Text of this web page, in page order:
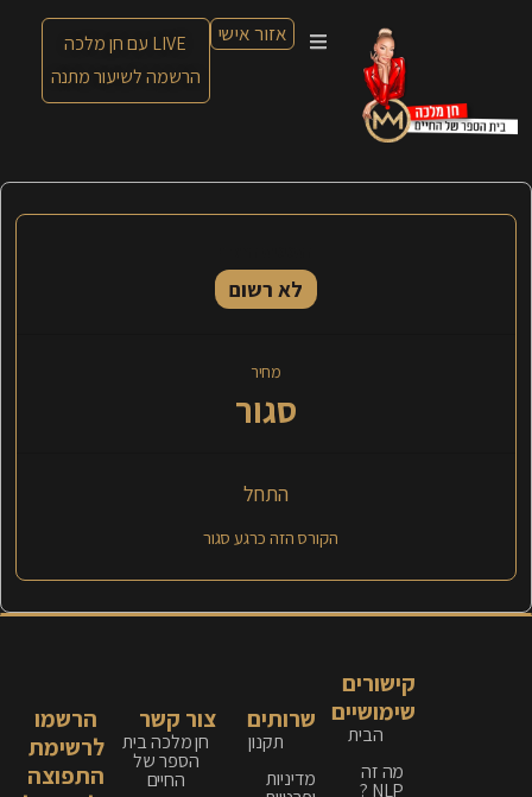
אזור אישי
LIVE עם חן מלכה
הרשמה לשיעור מתנה
לא רשום
מחיר
סגור
התחל
הקורס הזה כרגע סגור
קישורים
שימושיים
הבית
מה זה
NLP ?
שרותים
תקנון
מדיניות
צור קשר
חן מלכה בית
הספר של
החיים
הרשמו
לרשימת
התפוצה